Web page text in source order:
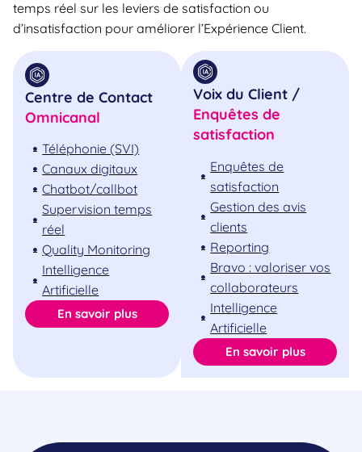
temps réel sur les leviers de satisfaction ou
d’insatisfaction pour améliorer l’Expérience Client.
Centre de Contact
Omnicanal
Téléphonie (SVI)
Canaux digitaux
Chatbot/callbot
Supervision temps
réel
Quality Monitoring
Intelligence
Artificielle
En savoir plus
Voix du Client /
Enquêtes de
satisfaction
Enquêtes de
satisfaction
Gestion des avis
clients
Reporting
Bravo : valoriser vos
collaborateurs
Intelligence
Artificielle
En savoir plus